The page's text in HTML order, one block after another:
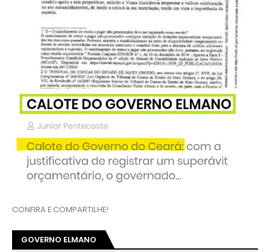
CONFIRA E COMPARTILHE!
GOVERNO ELMANO